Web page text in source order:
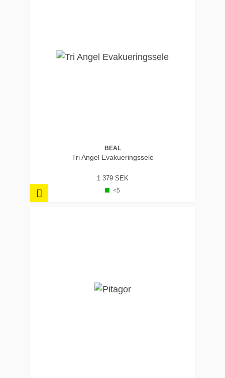
BEAL
Tri Angel Evakueringssele
1 379 SEK
<5